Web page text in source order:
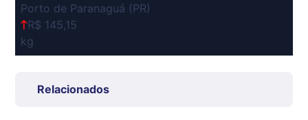
Porto de Paranaguá (PR)
R$ 145,15
kg
R$ 7,53
Relacionados